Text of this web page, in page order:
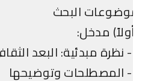
البحث
مدخل: